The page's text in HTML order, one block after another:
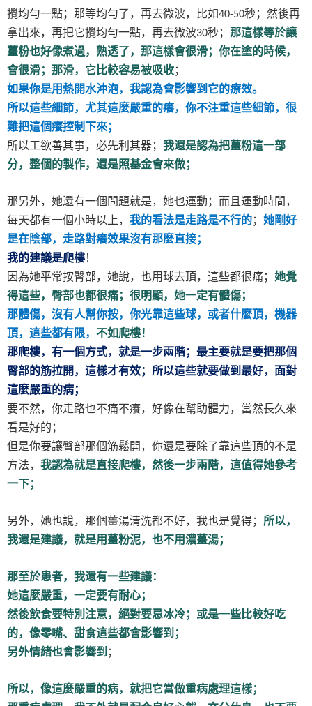
攪均勻一點；那等均勻了，再去微波，比如40-50秒；然後再
拿出來，再把它攪均勻一點，再去微波30秒； 那這樣等於讓
薑粉也好像煮過，熟透了，那這樣會很滑；你在塗的時候，
會很滑；那滑，它比較容易被吸收；
如果你是用熱開水沖泡，我認為會影響到它的療效。
所以這些細節，尤其這麼嚴重的癢，你不注重這些細節，很
難把這個癢控制下來；
所以工欲善其事，必先利其器； 我還是認為把薑粉這一部
分，整個的製作，還是照基金會來做；
那另外，她還有一個問題就是，她也運動；而且運動時間，
每天都有一個小時以上， 我的看法是走路是不行的； 她剛好
是在陰部，走路對癢效果沒有那麼直接；
我的建議是爬樓！
因為她平常按臀部，她說，也用球去頂，這些都很痛； 她覺
得這些，臀部也都很痛；很明顯，她一定有體傷；
那體傷，沒有人幫你按，你光靠這些球，或者什麼頂，機器
頂，這些都有限， 不如爬樓！
那爬樓，有一個方式，就是一步兩階；最主要就是要把那個
臀部的筋拉開，這樣才有效；所以這些就要做到最好，面對
這麼嚴重的病；
要不然，你走路也不痛不癢，好像在幫助體力，當然長久來
看是好的；
但是你要讓臀部那個筋鬆開，你還是要除了靠這些頂的不是
方法， 我認為就是直接爬樓，然後一步兩階，這值得她參考
一下；
另外，她也說，那個薑湯清洗都不好，我也是覺得； 所以，
我還是建議，就是用薑粉泥，也不用濃薑湯；
那至於患者，我還有一些建議：
她這麼嚴重，一定要有耐心；
然後飲食要特別注意，絕對要忌冰冷；或是一些比較好吃
的，像零嘴、甜食這些都會影響到；
另外情緒也會影響到 ；
所以，像這麼嚴重的病，就把它當做重病處理這樣；